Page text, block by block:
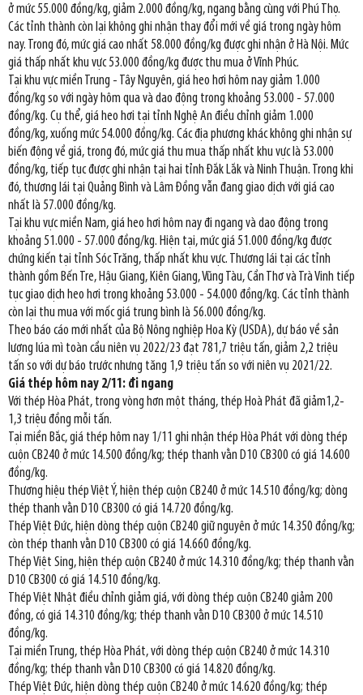
ở mức 55.000 đồng/kg, giảm 2.000 đồng/kg, ngang bằng cùng với Phú Thọ.
Các tỉnh thành còn lại không ghi nhận thay đổi mới về giá trong ngày hôm
nay. Trong đó, mức giá cao nhất 58.000 đồng/kg được ghi nhận ở Hà Nội. Mức
giá thấp nhất khu vực 53.000 đồng/kg được thu mua ở Vĩnh Phúc.
Tại khu vực miền Trung - Tây Nguyên, giá heo hơi hôm nay giảm 1.000
đồng/kg so với ngày hôm qua và dao động trong khoảng 53.000 - 57.000
đồng/kg. Cụ thể, giá heo hơi tại tỉnh Nghệ An điều chỉnh giảm 1.000
đồng/kg, xuống mức 54.000 đồng/kg. Các địa phương khác không ghi nhận sự
biến động về giá, trong đó, mức giá thu mua thấp nhất khu vực là 53.000
đồng/kg, tiếp tục được ghi nhận tại hai tỉnh Đắk Lắk và Ninh Thuận. Trong khi
đó, thương lái tại Quảng Bình và Lâm Đồng vẫn đang giao dịch với giá cao
nhất là 57.000 đồng/kg.
Tại khu vực miền Nam, giá heo hơi hôm nay đi ngang và dao động trong
khoảng 51.000 - 57.000 đồng/kg. Hiện tại, mức giá 51.000 đồng/kg được
chứng kiến tại tỉnh Sóc Trăng, thấp nhất khu vực. Thương lái tại các tỉnh
thành gồm Bến Tre, Hậu Giang, Kiên Giang, Vũng Tàu, Cần Thơ và Trà Vinh tiếp
tục giao dịch heo hơi trong khoảng 53.000 - 54.000 đồng/kg. Các tỉnh thành
còn lại thu mua với mốc giá trung bình là 56.000 đồng/kg.
Theo báo cáo mới nhất của Bộ Nông nghiệp Hoa Kỳ (USDA), dự báo về sản
lượng lúa mì toàn cầu niên vụ 2022/23 đạt 781,7 triệu tấn, giảm 2,2 triệu
tấn so với dự báo trước nhưng tăng 1,9 triệu tấn so với niên vụ 2021/22.
Giá thép hôm nay 2/11: đi ngang
Với thép Hòa Phát, trong vòng hơn một tháng, thép Hoà Phát đã giảm1,2-
1,3 triệu đồng mỗi tấn.
Tại miền Bắc, giá thép hôm nay 1/11 ghi nhận thép Hòa Phát với dòng thép
cuộn CB240 ở mức 14.500 đồng/kg; thép thanh vằn D10 CB300 có giá 14.600
đồng/kg.
Thương hiệu thép Việt Ý, hiện thép cuộn CB240 ở mức 14.510 đồng/kg; dòng
thép thanh vằn D10 CB300 có giá 14.720 đồng/kg.
Thép Việt Đức, hiện dòng thép cuộn CB240 giữ nguyên ở mức 14.350 đồng/kg;
còn thép thanh vằn D10 CB300 có giá 14.660 đồng/kg.
Thép Việt Sing, hiện thép cuộn CB240 ở mức 14.310 đồng/kg; thép thanh vằn
D10 CB300 có giá 14.510 đồng/kg.
Thép Việt Nhật điều chỉnh giảm giá, với dòng thép cuộn CB240 giảm 200
đồng, có giá 14.310 đồng/kg; thép thanh vằn D10 CB300 ở mức 14.510
đồng/kg.
Tại miền Trung, thép Hòa Phát, với dòng thép cuộn CB240 ở mức 14.310
đồng/kg; thép thanh vằn D10 CB300 có giá 14.820 đồng/kg.
Thép Việt Đức, hiện dòng thép cuộn CB240 ở mức 14.620 đồng/kg; thép